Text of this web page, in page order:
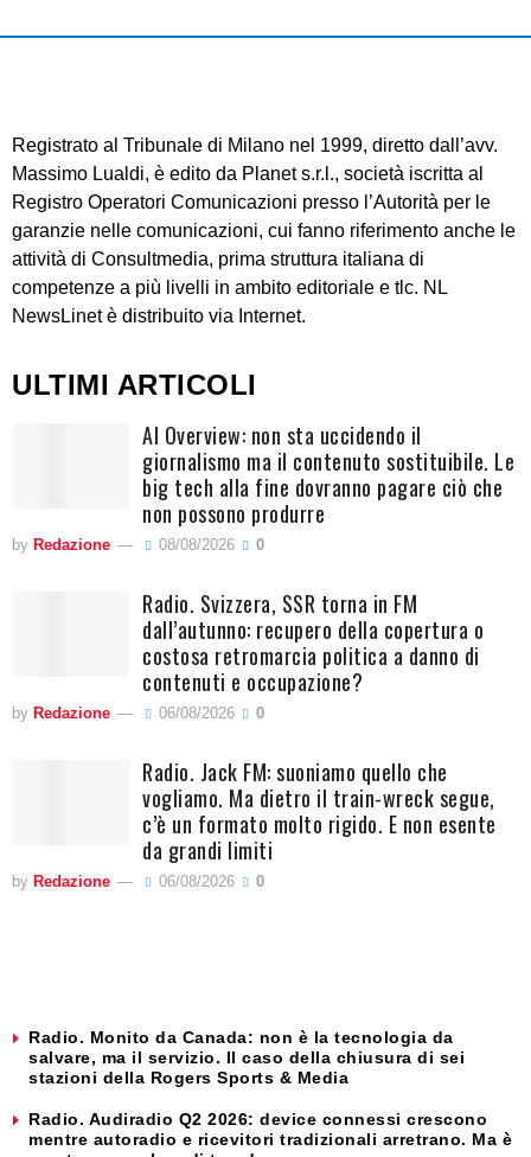
Registrato al Tribunale di Milano nel 1999, diretto dall’avv.
Massimo Lualdi, è edito da Planet s.r.l., società iscritta al
Registro Operatori Comunicazioni presso l’Autorità per le
garanzie nelle comunicazioni, cui fanno riferimento anche le
attività di Consultmedia, prima struttura italiana di
competenze a più livelli in ambito editoriale e tlc. NL
NewsLinet è distribuito via Internet.
ULTIMI ARTICOLI
AI Overview: non sta uccidendo il
giornalismo ma il contenuto sostituibile. Le
big tech alla fine dovranno pagare ciò che
non possono produrre
by Redazione 08/08/2026 0
Radio. Svizzera, SSR torna in FM
dall’autunno: recupero della copertura o
costosa retromarcia politica a danno di
contenuti e occupazione?
by Redazione 06/08/2026 0
Radio. Jack FM: suoniamo quello che
vogliamo. Ma dietro il train-wreck segue,
c’è un formato molto rigido. E non esente
da grandi limiti
by Redazione 06/08/2026 0
Radio. Monito da Canada: non è la tecnologia da
salvare, ma il servizio. Il caso della chiusura di sei
stazioni della Rogers Sports & Media
Radio. Audiradio Q2 2026: device connessi crescono
mentre autoradio e ricevitori tradizionali arretrano. Ma è